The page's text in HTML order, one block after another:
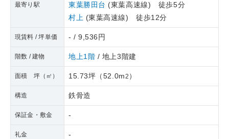
最寄り駅
東葉勝田台 (東葉高速線) 徒歩5分
村上 (東葉高速線) 徒歩12分
現賃料 / 坪単価 - / 9,536円
階数 / 建物 地上1階 / 地上3階建
面積 坪（㎡） 15.73坪 （52.0m2 ）
構造 鉄骨造
保証金・敷金 -
礼金 -